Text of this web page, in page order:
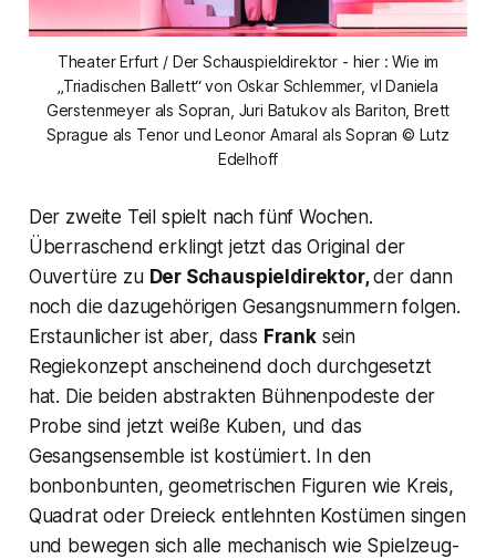
Theater Erfurt / Der Schauspieldirektor - hier : Wie im
„Triadischen Ballett“ von Oskar Schlemmer, vl Daniela
Gerstenmeyer als Sopran, Juri Batukov als Bariton, Brett
Sprague als Tenor und Leonor Amaral als Sopran © Lutz
Edelhoff
Der zweite Teil spielt nach fünf Wochen.
Überraschend erklingt jetzt das Original der
Ouvertüre zu Der Schauspieldirektor,der dann
noch die dazugehörigen Gesangsnummern folgen.
Erstaunlicher ist aber, dass Franksein
Regiekonzept anscheinend doch durchgesetzt
hat. Die beiden abstrakten Bühnenpodeste der
Probe sind jetzt weiße Kuben, und das
Gesangsensemble ist kostümiert. In den
bonbonbunten, geometrischen Figuren wie Kreis,
Quadrat oder Dreieck entlehnten Kostümen singen
und bewegen sich alle mechanisch wie Spielzeug-